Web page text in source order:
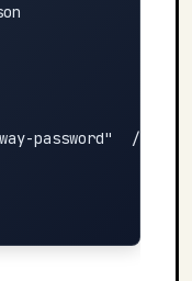
password"  // ← 复